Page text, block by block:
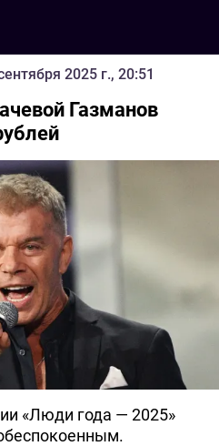
2025 г., 20:51
Газманов
«Люди года — 2025»